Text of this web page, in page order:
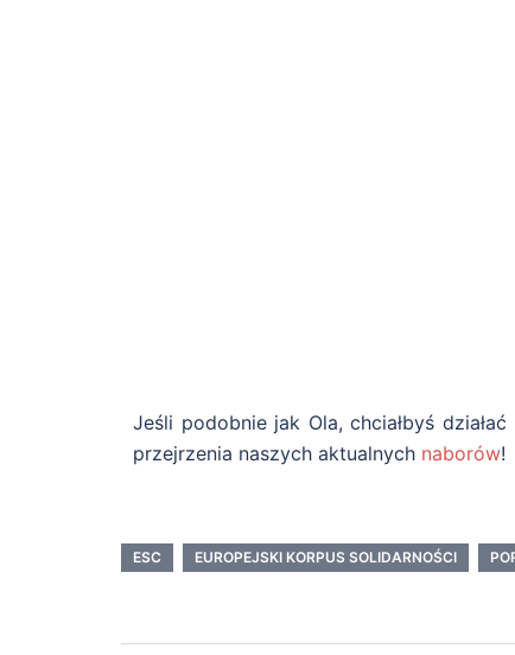
Jeśli podobnie jak Ola, chciałbyś
przejrzenia naszych aktualnych naborów!
ESC EUROPEJSKI KORPUS SOLIDARNOŚCI